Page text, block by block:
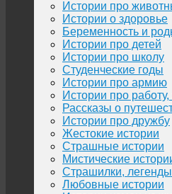
Истории про
Истории о здоровье
Беременность и
Истории про детей
Истории про школу
Студенческие годы
Истории про армию
Истории про работу,
Рассказы о
Истории про дружбу
Жестокие истории
Страшные истории
Мистические
Страшилки,
Любовные истории